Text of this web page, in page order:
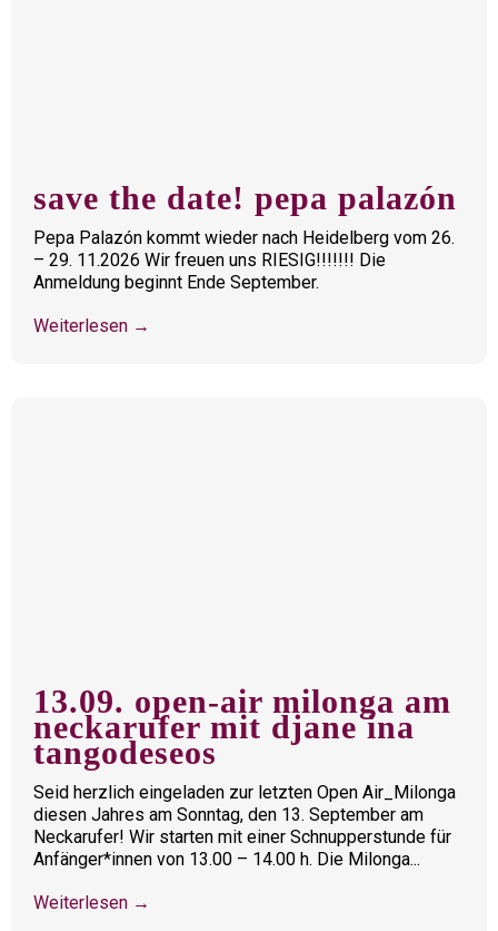
save the date! pepa palazón
Pepa Palazón kommt wieder nach Heidelberg vom 26.
– 29. 11.2026 Wir freuen uns RIESIG!!!!!!! Die
Anmeldung beginnt Ende September.
Weiterlesen →
13.09. open-air milonga am
neckarufer mit djane ina
tangodeseos
Seid herzlich eingeladen zur letzten Open Air_Milonga
diesen Jahres am Sonntag, den 13. September am
Neckarufer! Wir starten mit einer Schnupperstunde für
Anfänger*innen von 13.00 – 14.00 h. Die Milonga...
Weiterlesen →